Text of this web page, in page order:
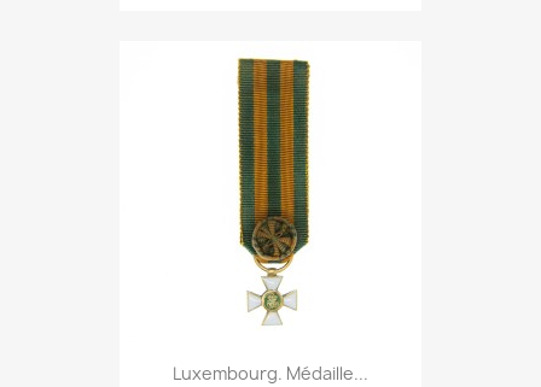
Luxembourg. Médaille...